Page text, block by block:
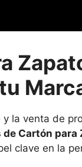
la venta de
de Cartón para
clave en la